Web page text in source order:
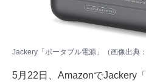
Jackery「ポータブル電源」（画像出典
5月22日、AmazonでJackery